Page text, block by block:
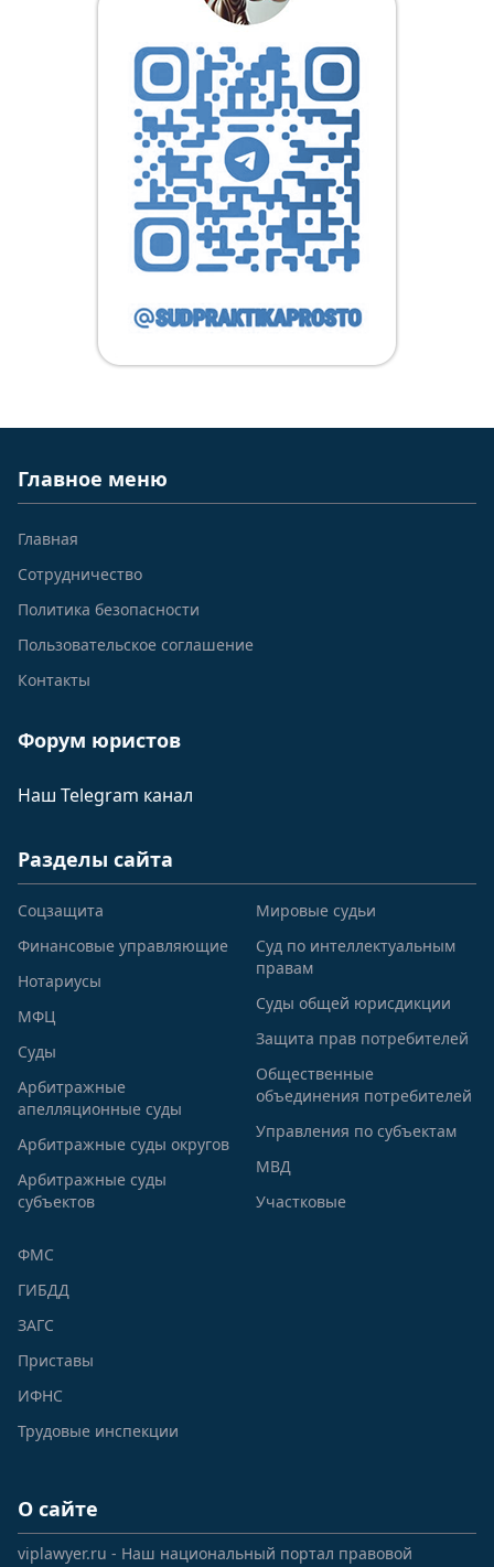
Главное меню
Главная
Сотрудничество
Политика безопасности
Пользовательское соглашение
Контакты
Форум юристов
Наш Telegram канал
Разделы сайта
Соцзащита
Финансовые управляющие
Нотариусы
МФЦ
Суды
Арбитражные
апелляционные суды
Арбитражные суды округов
Арбитражные суды
субъектов
Мировые судьи
Суд по интеллектуальным
правам
Суды общей юрисдикции
Защита прав потребителей
Общественные
объединения потребителей
Управления по субъектам
МВД
Участковые
ФМС
ГИБДД
ЗАГС
Приставы
ИФНС
Трудовые инспекции
О сайте
viplawyer.ru - Наш национальный портал правовой